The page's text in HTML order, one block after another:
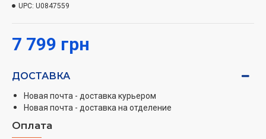
Особенности модельного ряда:
мм в диаметре;
Регулировка температуры с помощью диска
Максимальная температура нагрева 75°С;
Экономный температурный режим 55°С;
Защита от замерзания 10°С.
7 799 грн
UPC: U0847559
ДОСТАВКА
Новая почта - доставка курьером
Новая почта - доставка на отделение
Оплата